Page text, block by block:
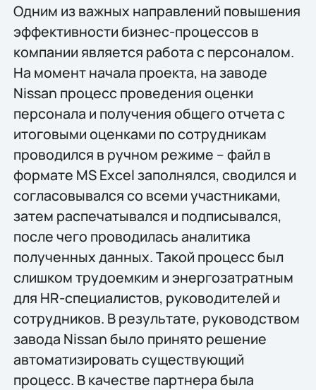
Одним из важных направлений повышения
эффективности бизнес-процессов в
компании является работа с персоналом.
На момент начала проекта, на заводе
Nissan процесс проведения оценки
персонала и получения общего отчета с
итоговыми оценками по сотрудникам
проводился в ручном режиме – файл в
формате MS Excel заполнялся, сводился и
согласовывался со всеми участниками,
затем распечатывался и подписывался,
после чего проводилась аналитика
полученных данных. Такой процесс был
слишком трудоемким и энергозатратным
для HR-специалистов, руководителей и
сотрудников. В результате, руководством
завода Nissan было принято решение
автоматизировать существующий
процесс. В качестве партнера была